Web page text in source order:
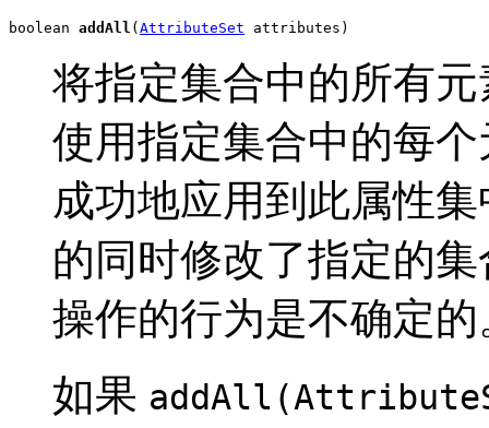
boolean addAll ( AttributeSet attributes)
将指定集合中的所有
使用指定集合中的每
成功地应用到此属性
的同时修改了指定的
操作的行为是不确定的
如果